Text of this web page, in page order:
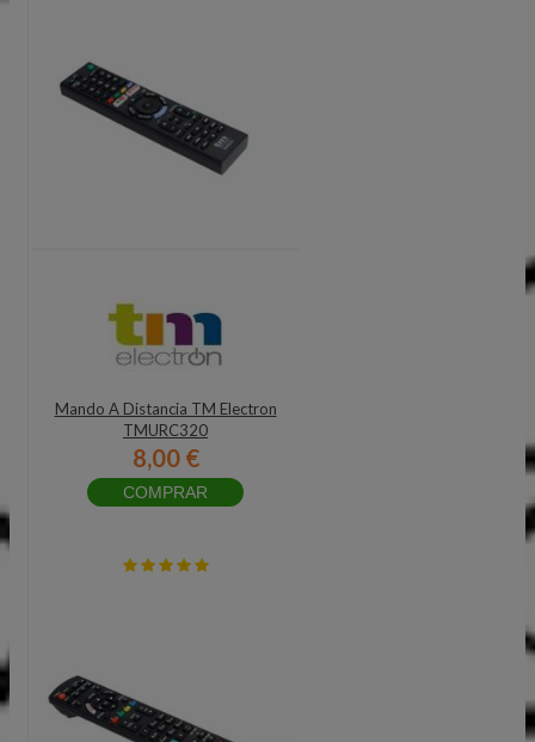
Mando A Distancia TM Electron
TMURC320
8,00 €
COMPRAR